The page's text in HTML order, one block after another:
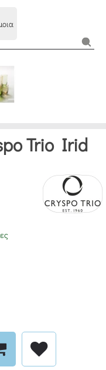
Trio Irid